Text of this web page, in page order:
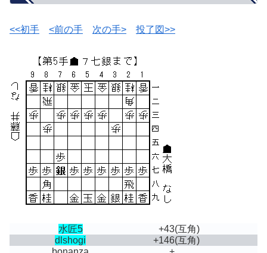
<<初手 <前の手 次の手> 投了図>>
水匠5 +43(互角)
dlshogi
+146(互角)